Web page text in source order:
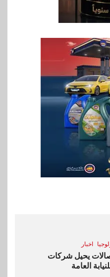
سعادة ساحل في
وبوسي مفاجأة
والبترول يبحثان
أمن الطاقة
مستقبل الملاحة
اخبار
يحيل شركات
العامة